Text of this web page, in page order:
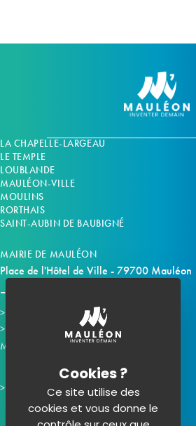
LA CHAPELLE-LARGEAU
LE TEMPLE
LOUBLANDE
MAULÉON-VILLE
MOULINS
RORTHAIS
SAINT-AUBIN DE BAUBIGNÉ
MAIRIE DE MAULÉON
Place de l'Hôtel de Ville - 79700 Mauléon
Horaires d'ouverture
Contacter la mairie
Mauléon sur les réseaux :
Ce site utilise des
cookies et vous donne le